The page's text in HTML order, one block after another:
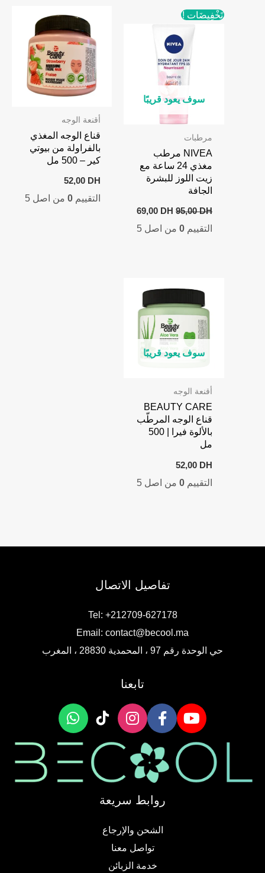
تَخْفِيضَات !
سوف يعود قريبًا
مرطبات
NIVEA مرطب
مغذي 24 ساعة مع
زيت اللوز للبشرة
الجافة
95,00DH
Original
was:
69,00 DH
Current
is:
التقييم 0من اصل 5
أقنعة الوجه
قناع الوجه المغذي
بالفراولة من بيوتي
كير – 500 مل
52,00 DH
التقييم0 من اصل 5
سوف يعود قريبًا
أقنعة الوجه
BEAUTY CARE
قناع الوجه المرطّب
بالألوة فيرا | 500
مل
52,00 DH
التقييم 0من اصل 5
تفاصيل الاتصال
Tel: +212709-627178
Email: contact@becool.ma
حي الوحدة رقم 97 ، المحمدية 28830 ، المغرب
تابعنا
روابط سريعة
الشحن والإرجاع
تواصل معنا
خدمة الزبائن